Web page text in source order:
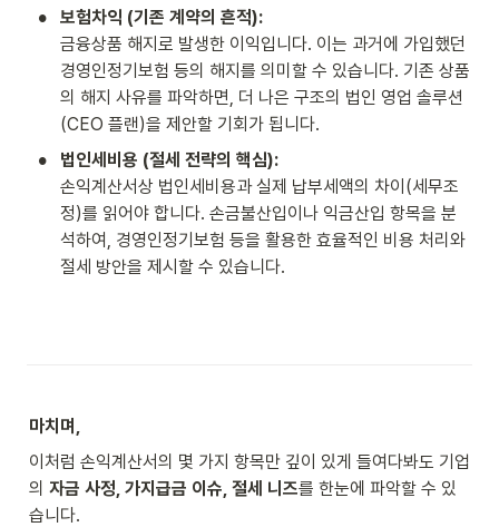
•
보험차익 (기존 계약의 흔적):
금융상품 해지로 발생한 이익입니다. 이는 과거에 가입했던
경영인정기보험 등의 해지를 의미할 수 있습니다. 기존 상품
의 해지 사유를 파악하면, 더 나은 구조의 법인 영업 솔루션
(CEO 플랜)을 제안할 기회가 됩니다.
•
법인세비용 (절세 전략의 핵심):
손익계산서상 법인세비용과 실제 납부세액의 차이(세무조
정)를 읽어야 합니다. 손금불산입이나 익금산입 항목을 분
석하여, 경영인정기보험 등을 활용한 효율적인 비용 처리와
절세 방안을 제시할 수 있습니다.
마치며,
이처럼 손익계산서의 몇 가지 항목만 깊이 있게 들여다봐도 기업
의 자금 사정, 가지급금 이슈, 절세 니즈를 한눈에 파악할 수 있
습니다.